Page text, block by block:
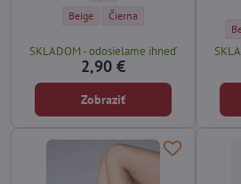
Čipkované vysoké ťapky HIGH P36
Beige Čipkované vysoké ťapky
Čierna
SKLADOM - odosielame ihneď
2,90 €
Zobraziť